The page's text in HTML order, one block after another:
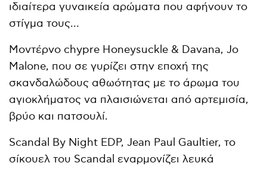
ιδιαίτερα γυναικεία αρώματα που αφήνουν το
στίγμα τους…
Μοντέρνο chypre Honeysuckle & Davana, Jo
Malone, που σε γυρίζει στην εποχή της
σκανδαλώδους αθωότητας με το άρωμα του
αγιοκλήματος να πλαισιώνεται από αρτεμισία,
βρύο και πατσουλί.
Scandal By Night EDP, Jean Paul Gaultier, το
σίκουελ του Scandal εναρμονίζει λευκά